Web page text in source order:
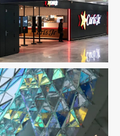
Commercial Ingenierie
Structure VRD
TCE Pilotage D'opération